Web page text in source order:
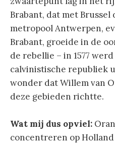
Brabant, dat met Brussel
metropool Antwerpen,
Brabant, groeide in de
de rebellie – in 1577
calvinistische republiek
wonder dat Willem van
deze gebieden richtte.
Wat mij dus opviel:
concentreren op